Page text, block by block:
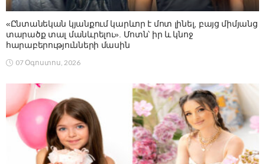
«Ընտանեկան կյանքում կարևոր է մոտ լինել, բայց միմյանց
տարածք տալ մանևրելու». Մոտն՝ իր և կնոջ
հարաբերությունների մասին
07 Օգոստոս, 2026